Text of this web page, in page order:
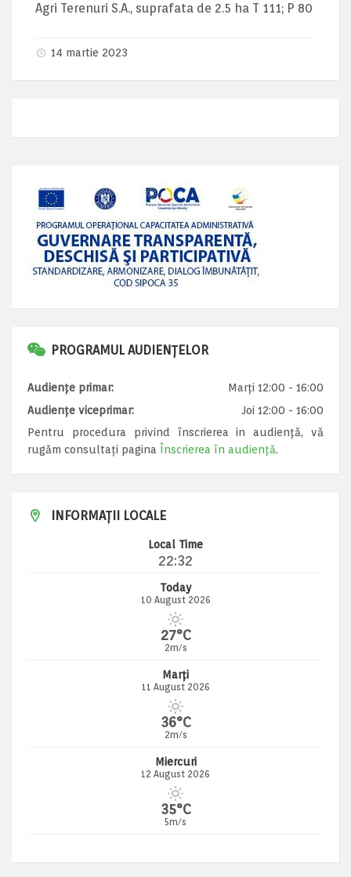
Agri Terenuri S.A., suprafata de 2.5 ha T 111; P 80
14 martie 2023
PROGRAMUL AUDIENȚELOR
Audiențe primar:
Marți 12:00 - 16:00
Audiențe viceprimar:
Joi 12:00 - 16:00
Pentru procedura privind înscrierea in audiență, vă
rugăm consultați pagina Înscrierea în audiență.
INFORMAȚII LOCALE
Local Time
22:32
Today
10 August 2026
27°C
2m/s
Marți
11 August 2026
36°C
2m/s
Miercuri
12 August 2026
35°C
5m/s